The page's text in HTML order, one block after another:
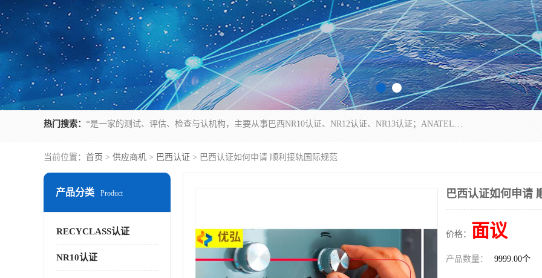
热门搜索： *是一家的测试、评估、检查与认机构，主要从事巴西NR10认证、NR12认证、NR13认证；ANATEL认证、INMTRO认证，欧盟CE认证：MD认证，PED认证，MID认证，ATEX认证，德国蓝色天使认证。
当前位置： 首页 > 供应商机 > 巴西认证 > 巴西认证如何申请 顺利接轨国际规范
产品分类 Product
RECYCLASS认证
NR10认证
巴西认证如何申请
价格： 面议
产品数量： 9999.00个